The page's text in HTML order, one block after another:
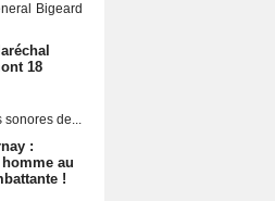
Bigeard
18
sonores de...
:
au
!